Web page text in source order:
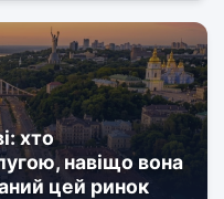
хто
навіщо вона
цей ринок